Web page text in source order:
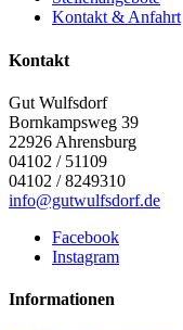
Kontakt & Anfahrt
Kontakt
Gut Wulfsdorf
Bornkampsweg 39
22926 Ahrensburg
04102 / 51109
04102 / 8249310
info@gutwulfsdorf.de
Facebook
Instagram
Informationen